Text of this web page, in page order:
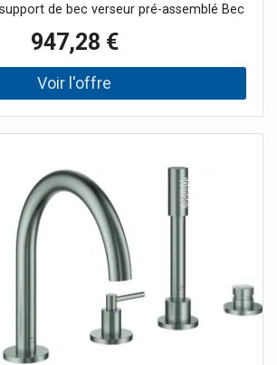
de bec verseur pré-assemblé Bec
Rainshower Aqua Stick 6 6 l/min
2000 mm tuyaux de raccordement
pour flexible de douche
sûr contre le reflux peut être utilisé avec
947,28 €